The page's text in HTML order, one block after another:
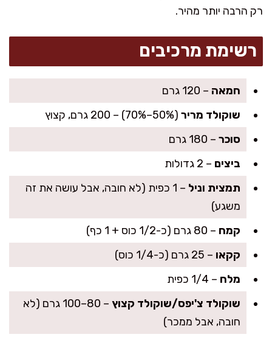
רק הרבה יותר מהיר.
רשימת מרכיבים
חמאה – 120 גרם
שוקולד מריר (50%–70%) – 200 גרם, קצוץ
סוכר – 180 גרם
ביצים – 2 גדולות
תמצית וניל
– 1 כפית (לא חובה, אבל עושה את זה
משגע)
קמח – 80 גרם (כ-1/2 כוס + 1 כף)
קקאו – 25 גרם (כ-1/4 כוס)
מלח – 1/4 כפית
שוקולד צ'יפס/שוקולד קצוץ
– 80–100 גרם (לא
חובה, אבל ממכר)